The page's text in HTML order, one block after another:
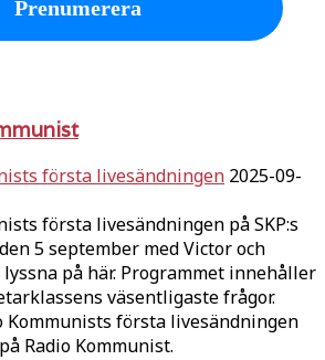
första livesändningen 2025-09-
första livesändningen på SKP:s
5 september med Victor och
på här. Programmet innehåller
väsentligaste frågor.
Kommunists första livesändningen
Radio Kommunist.